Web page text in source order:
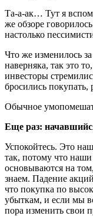
Та-а-ак… Тут я
же обзоре
настолько
Что же изменилось
наверняка, так это
инвесторы
бросились
Обычное
Еще раз:
Успокойтесь. Это
так, потому что
основываются на
знаем. Падение
что покупка по
убыткам, и если мы
пора изменить свои